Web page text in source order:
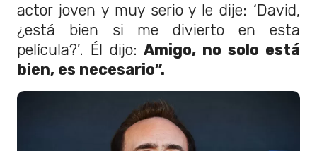
actor joven y muy serio y le dije: ‘David,
¿está bien si me divierto en esta
película?’. Él dijo: Amigo, no solo está
bien, es necesario”.